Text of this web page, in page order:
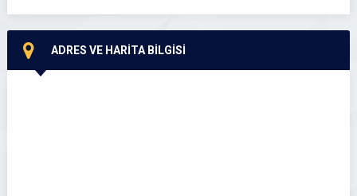
ADRES VE HARİTA BİLGİSİ